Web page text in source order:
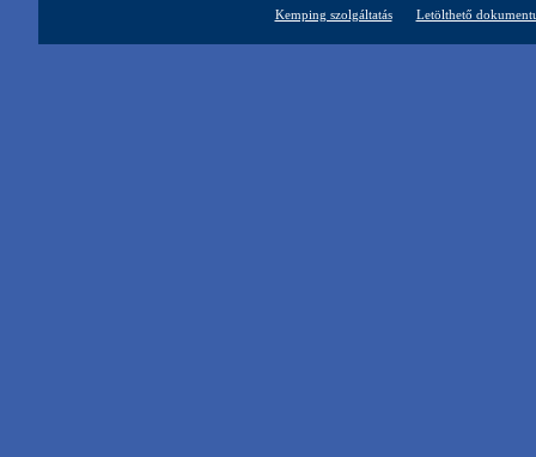
Kemping szolgáltatás Letölthető